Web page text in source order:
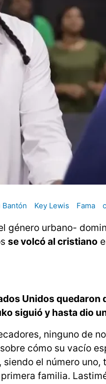
Bantón Key Lewis Fama
género urbano-
se volcó al cristiano
Unidos
siguió y hasta dio
ninguno de
sobre cómo su vacío
siendo el número
familia.